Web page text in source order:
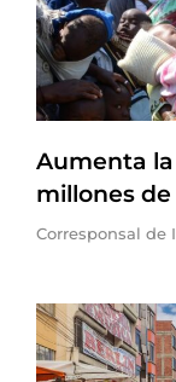
Aumenta
millones
Corresponsal de